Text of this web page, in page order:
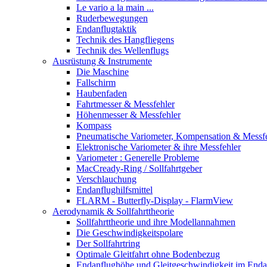
Le vario a la main ...
Ruderbewegungen
Endanflugtaktik
Technik des Hangfliegens
Technik des Wellenflugs
Ausrüstung & Instrumente
Die Maschine
Fallschirm
Haubenfaden
Fahrtmesser & Messfehler
Höhenmesser & Messfehler
Kompass
Pneumatische Variometer, Kompensation &
Elektronische Variometer & ihre Messfehler
Variometer : Generelle Probleme
MacCready-Ring / Sollfahrtgeber
Verschlauchung
Endanflughilfsmittel
FLARM - Butterfly-Display - FlarmView
Aerodynamik & Sollfahrttheorie
Sollfahrttheorie und ihre Modellannahmen
Die Geschwindigkeitspolare
Der Sollfahrtring
Optimale Gleitfahrt ohne Bodenbezug
Endanflughöhe und Gleitgeschwindigkeit im